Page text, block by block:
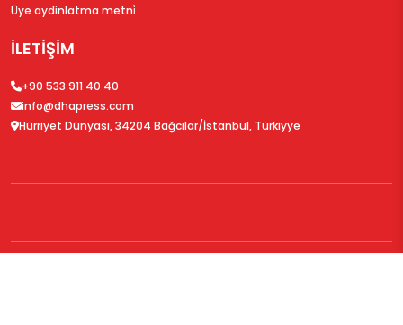
Üye aydinlatma metni̇
İLETİŞİM
+90 533 911 40 40
info@dhapress.com
Hürriyet Dünyası, 34204 Bağcılar/İstanbul, Türkiyye